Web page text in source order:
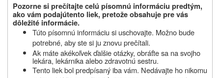
Pozorne si prečítajte celú písomnú informáciu predtým,
ako vám podajútento liek, pretože obsahuje pre vás
dôležité informácie.
Túto písomnú informáciu si uschovajte. Možno bude
potrebné, aby ste si ju znovu prečítali.
Ak máteakékoľvekďalšie otázky, obráťte sa na svojho
lekára, lekárnika alebo zdravotnú sestru.
Tento liek bol predpísaný iba vám. Nedávajte ho nikomu